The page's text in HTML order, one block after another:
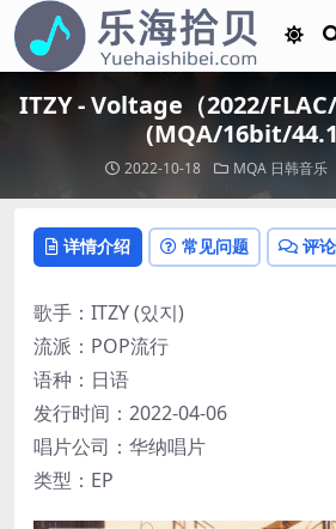
ITZY - Voltage（2022/FLAC/
(MQA/16bit/
2022-10-18 MQA 日韩音乐
详情介绍 常见问题 评
歌手：ITZY (있지)
流派：POP流行
语种：日语
发行时间：2022-04-06
唱片公司：华纳唱片
类型：EP